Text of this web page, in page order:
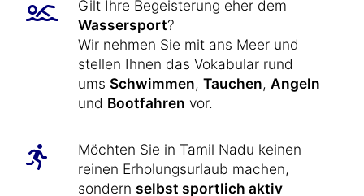
Gilt Ihre Begeisterung eher dem
Wassersport?
Wir nehmen Sie mit ans Meer und
stellen Ihnen das Vokabular rund
ums Schwimmen, Tauchen, Angeln
und Bootfahren vor.
Möchten Sie in Tamil Nadu keinen
reinen Erholungsurlaub machen,
sondern selbst sportlich aktiv